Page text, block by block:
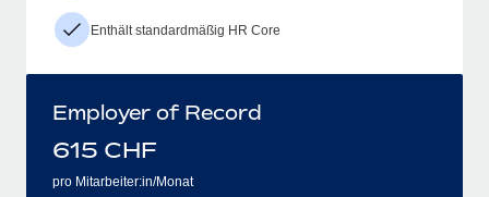
Enthält standardmäßig HR Core
Employer of Record
615 CHF
pro Mitarbeiter:in/Monat